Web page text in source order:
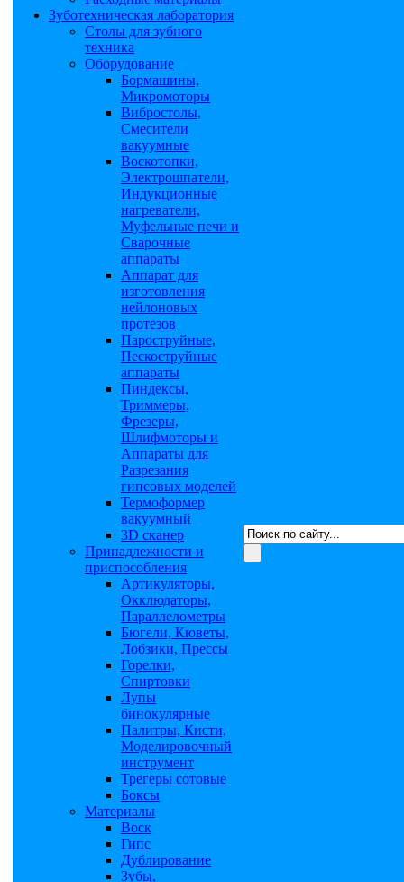
Зуботехническая лаборатория
Столы для зубного
техника
Оборудование
Бормашины,
Микромоторы
Вибростолы,
Смесители
вакуумные
Воскотопки,
Электрошпатели,
Индукционные
нагреватели,
Муфельные печи и
Сварочные
аппараты
Аппарат для
изготовления
нейлоновых
протезов
Пароструйные,
Пескоструйные
аппараты
Пиндексы,
Триммеры,
Фрезеры,
Шлифмоторы и
Аппараты для
Разрезания
гипсовых моделей
Термоформер
вакуумный
3D сканер
Принадлежности и
приспособления
Артикуляторы,
Окклюдаторы,
Параллелометры
Бюгели, Кюветы,
Лобзики, Прессы
Горелки,
Спиртовки
Лупы
бинокулярные
Палитры, Кисти,
Моделировочный
инструмент
Трегеры сотовые
Боксы
Материалы
Воск
Гипс
Дублирование
Зубы,